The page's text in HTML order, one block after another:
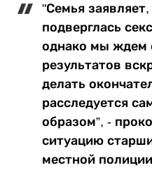
"Семья
подверглась
однако мы ждем
результатов
делать
расследуется
образом”, -
ситуацию
местной